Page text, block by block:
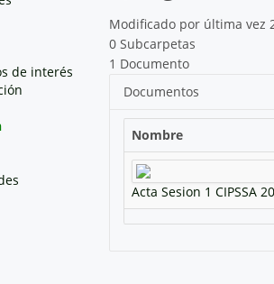
de interés
Modificado por última vez
0 Subcarpetas
1 Documento
Documentos
Nombre
Acta Sesion 1 CIPSSA